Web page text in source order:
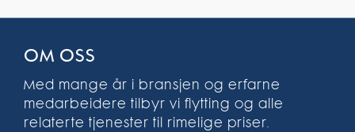
OM OSS
Med mange år i bransjen og erfarne
medarbeidere tilbyr vi flytting og alle
relaterte tjenester til rimelige priser.